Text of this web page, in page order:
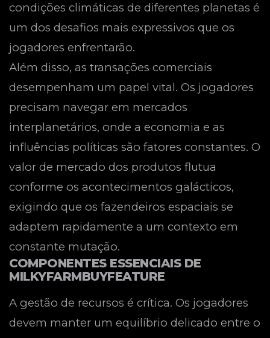
condições climáticas de diferentes planetas é
um dos desafios mais expressivos que os
jogadores enfrentarão.
Além disso, as transações comerciais
desempenham um papel vital. Os jogadores
precisam navegar em mercados
interplanetários, onde a economia e as
influências políticas são fatores constantes. O
valor de mercado dos produtos flutua
conforme os acontecimentos galácticos,
exigindo que os fazendeiros espaciais se
adaptem rapidamente a um contexto em
constante mutação.
COMPONENTES ESSENCIAIS DE
MILKYFARMBUYFEATURE
A gestão de recursos é crítica. Os jogadores
devem manter um equilíbrio delicado entre o